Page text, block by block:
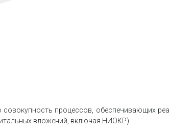
процессов, обеспечивающих
вложений, включая НИОКР).